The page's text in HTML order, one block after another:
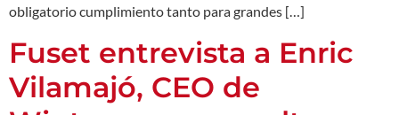
obligatorio cumplimiento tanto para grandes […]
Fuset entrevista a Enric
Vilamajó, CEO de